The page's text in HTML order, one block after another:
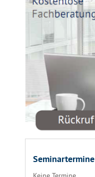
Seminartermine